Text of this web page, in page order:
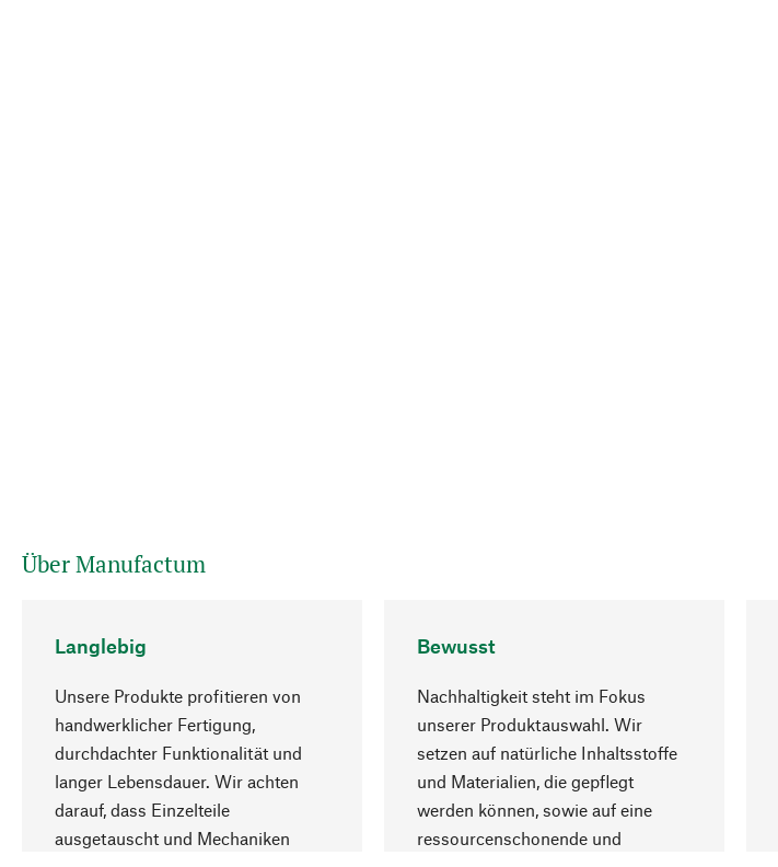
Über Manufactum
Langlebig
Unsere Produkte profitieren von
handwerklicher Fertigung,
durchdachter Funktionalität und
langer Lebensdauer. Wir achten
darauf, dass Einzelteile
ausgetauscht und Mechaniken
Bewusst
Nachhaltigkeit steht im Fokus
unserer Produktauswahl. Wir
setzen auf natürliche Inhaltsstoffe
und Materialien, die gepflegt
werden können, sowie auf eine
ressourcenschonende und